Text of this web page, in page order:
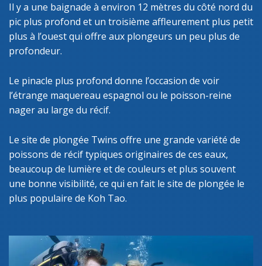
Il y a une baignade à environ 12 mètres du côté nord du
pic plus profond et un troisième affleurement plus petit
plus à l’ouest qui offre aux plongeurs un peu plus de
profondeur.
Le pinacle plus profond donne l’occasion de voir
l’étrange maquereau espagnol ou le poisson-reine
nager au large du récif.
Le site de plongée Twins offre une grande variété de
poissons de récif typiques originaires de ces eaux,
beaucoup de lumière et de couleurs et plus souvent
une bonne visibilité, ce qui en fait le site de plongée le
plus populaire de Koh Tao.